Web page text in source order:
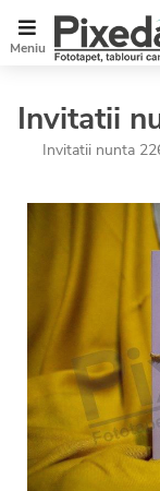
Meniu
Invitatii
Invitatii nunta